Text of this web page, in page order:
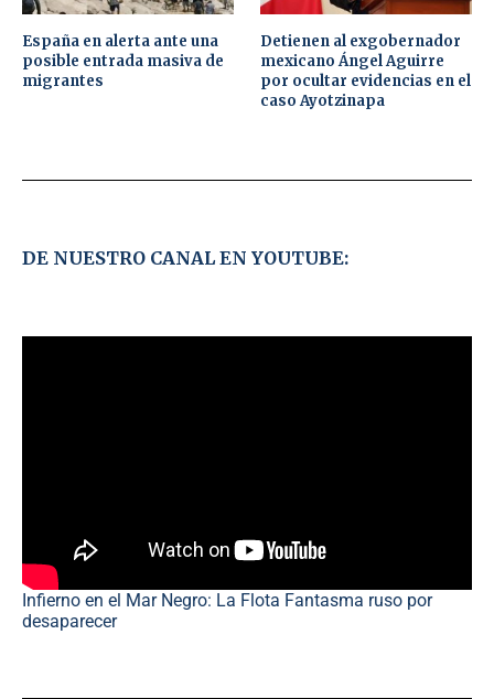
España en alerta ante una
posible entrada masiva de
migrantes
Detienen al exgobernador
mexicano Ángel Aguirre
por ocultar evidencias en el
caso Ayotzinapa
DE NUESTRO CANAL EN YOUTUBE:
Infierno en el Mar Negro: La Flota Fantasma ruso por
desaparecer